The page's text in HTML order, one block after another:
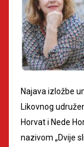
Najava izložbe
Likovnog
Horvat i Nede
nazivom „Dvije